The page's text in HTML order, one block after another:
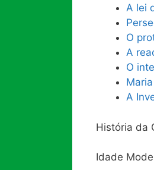
A lei
O
A
O
A
História da
Idade